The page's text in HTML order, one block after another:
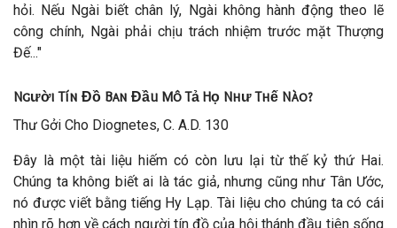
hỏi. Nếu Ngài biết chân lý, Ngài không hành động theo lẽ
công chính, Ngài phải chịu trách nhiệm trước mặt Thượng
Đế..."
Người Tín Đồ Ban Đầu Mô Tả Họ Như Thế Nào?
Thư Gởi Cho Diognetes, C. A.D. 130
Đây là một tài liệu hiếm có còn lưu lại từ thế kỷ thứ Hai.
Chúng ta không biết ai là tác giả, nhưng cũng như Tân Ước,
nó được viết bằng tiếng Hy Lạp. Tài liệu cho chúng ta có cái
nhìn rõ hơn về cách người tín đồ của hội thánh đầu tiên sống